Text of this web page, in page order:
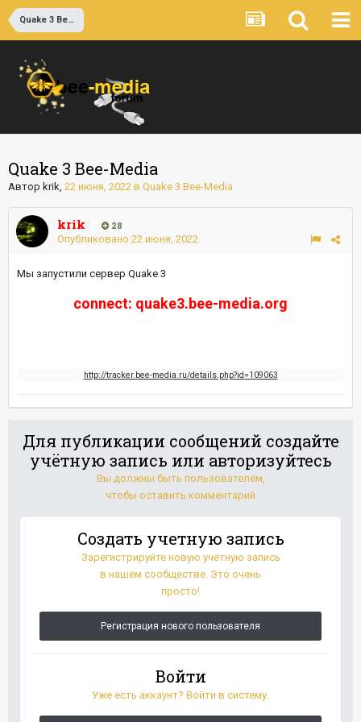
Quake 3 Bee-Media
Quake 3 Bee-Media
Автор krik, 22 июня, 2022 в Quake 3 Bee-Media
krik
28
Опубликовано 22 июня, 2022
Мы запустили сервер Quake 3
connect: quake3.bee-media.org
http://tracker.bee-media.ru/details.php?id=109063
Для публикации сообщений создайте
учётную запись или авторизуйтесь
Вы должны быть пользователем,
чтобы оставить комментарий
Создать учетную запись
Зарегистрируйте новую учётную запись
в нашем сообществе. Это очень
просто!
Регистрация нового пользователя
Войти
Уже есть аккаунт? Войти в систему.